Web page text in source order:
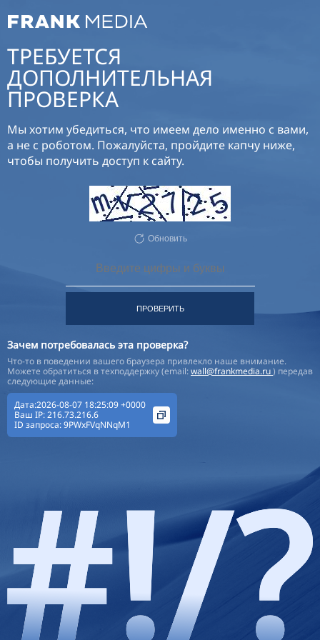
ТРЕБУЕТСЯ
ДОПОЛНИТЕЛЬНАЯ
ПРОВЕРКА
Мы хотим убедиться, что имеем дело именно с вами,
а не с роботом. Пожалуйста, пройдите капчу ниже,
чтобы получить доступ к сайту.
Обновить
ПРОВЕРИТЬ
Зачем потребовалась эта проверка?
Что-то в поведении вашего браузера привлекло наше внимание.
Можете обратиться в техподдержку (email:wall@frankmedia.ru) передав
следующие данные:
Дата:2026-08-07 18:25:09 +0000
Ваш IP:216.73.216.6
ID запроса:9PWxFVqNNqM1